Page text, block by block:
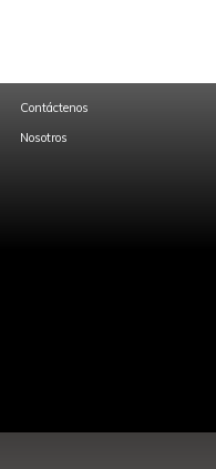
Contáctenos
Nosotros